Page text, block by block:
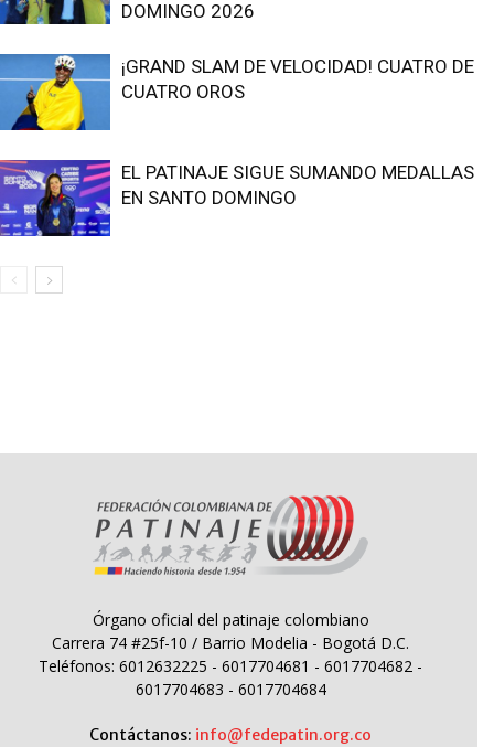
DOMINGO 2026
¡GRAND SLAM DE VELOCIDAD! CUATRO DE
CUATRO OROS
EL PATINAJE SIGUE SUMANDO MEDALLAS
EN SANTO DOMINGO
Órgano oficial del patinaje colombiano
Carrera 74 #25f-10 / Barrio Modelia - Bogotá D.C.
Teléfonos: 6012632225 - 6017704681 - 6017704682 -
6017704683 - 6017704684
Contáctanos: info@fedepatin.org.co